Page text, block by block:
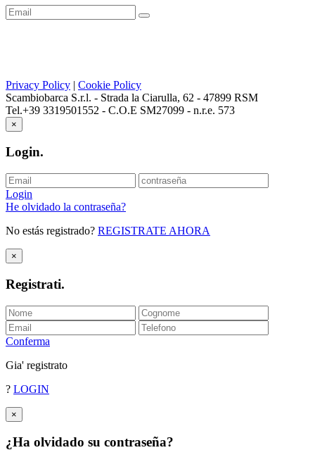
Privacy Policy | Cookie Policy
Scambiobarca S.r.l. - Strada la Ciarulla, 62 - 47899 RSM
Tel.+39 3319501552 - C.O.E SM27099 - n.r.e. 573
×
Login.
Login
He olvidado la contraseña?
No estás registrado? REGISTRATE AHORA
×
Registrati.
Conferma
Gia' registrato
? LOGIN
×
¿Ha olvidado su contraseña?